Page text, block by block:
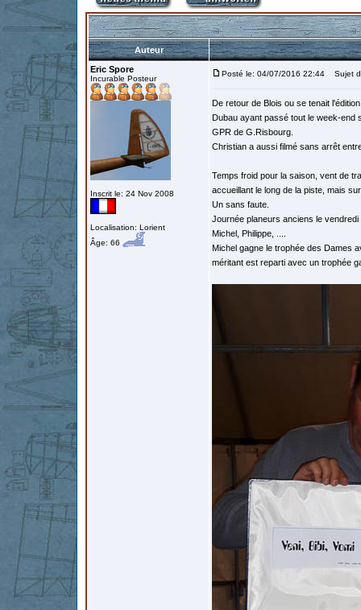
Auteur
Eric Spore
Incurable Posteur
Inscrit le: 24 Nov 2008
Localisation: Lorient
Âge: 66
Posté le: 04/07/2016 22:44 Sujet
De retour de Blois ou se tenait
Dubau ayant passé tout le week-end
GPR de G.Risbourg.
Christian a aussi filmé sans arrêt
Temps froid pour la saison, vent de
accueillant le long de la piste, mais
Un sans faute.
Journée planeurs anciens le
Michel, Philippe, ....
Michel gagne le trophée des Dames
méritant est reparti avec un trophée